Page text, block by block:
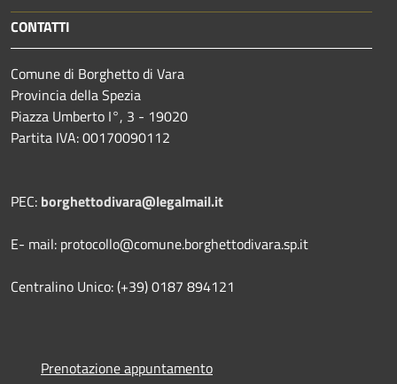
CONTATTI
Comune di Borghetto di Vara
Provincia della Spezia
Piazza Umberto I°, 3 - 19020
Partita IVA: 00170090112
PEC: borghettodivara@legalmail.it
E- mail: protocollo@comune.borghettodivara.sp.it
Centralino Unico: (+39) 0187 894121
Prenotazione appuntamento